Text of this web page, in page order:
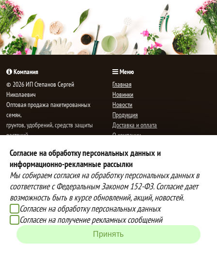
корзине!
Согласие на обработку персональных данных и
информационно-рекламные рассылки
Мы собираем согласия на обработку персональных данных в
соответствие с Федеральным Законом 152-ФЗ. Согласие дает
возможность быть в курсе обновлений, акций, новостей.
Согласен на обработку персональных данных
Согласен на получение рекламных сообщений
Принять
Компания
© 2026 ИП Степанов Сергей
Николаевич
Oптовая продажа пакетированных
семян,
грунтов, удобрений, средств защиты
растений.
E-mail:mail@semenauspeha.ru
Телефон: +7 (8352) 28-80-34
Адрес: г. Чебоксары, пр. Мира 76 А
Меню
Главная
Новинки
Новости
Продукция
Доставка и оплата
О компании
Контакты
Способы оплаты
Вы можете оплатить покупки
наличными при получении товара,
либо выбрать другой способ оплаты
Доставка
Наша компания осуществляет
бесплатную
доставку до терминалов транспортных